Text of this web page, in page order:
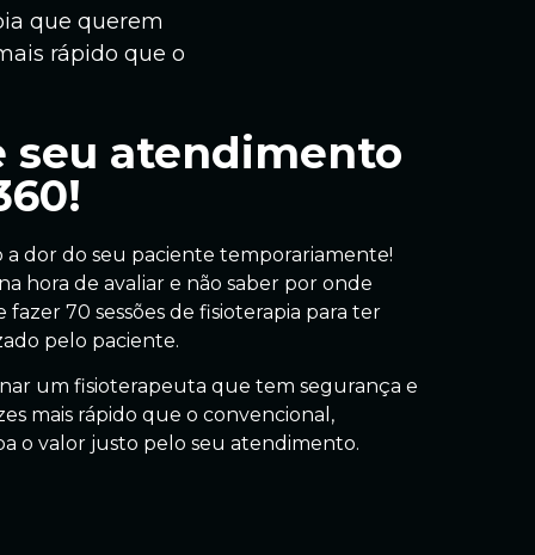
que querem
rápido que o
seu atendimento
a dor do seu paciente temporariamente!
hora de avaliar e não saber por onde
70 sessões de fisioterapia para ter
pelo paciente.
um fisioterapeuta que tem segurança e
mais rápido que o convencional,
o valor justo pelo seu atendimento.